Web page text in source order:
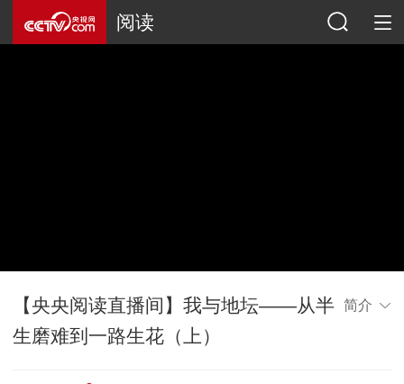
阅读
【央央阅读直播间】我与地坛——从半
生磨难到一路生花（上）
简介